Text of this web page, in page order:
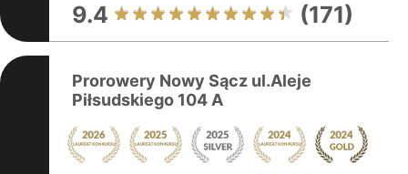
9.4 (171)
Prorowery Nowy Sącz ul.Aleje
Piłsudskiego 104 A